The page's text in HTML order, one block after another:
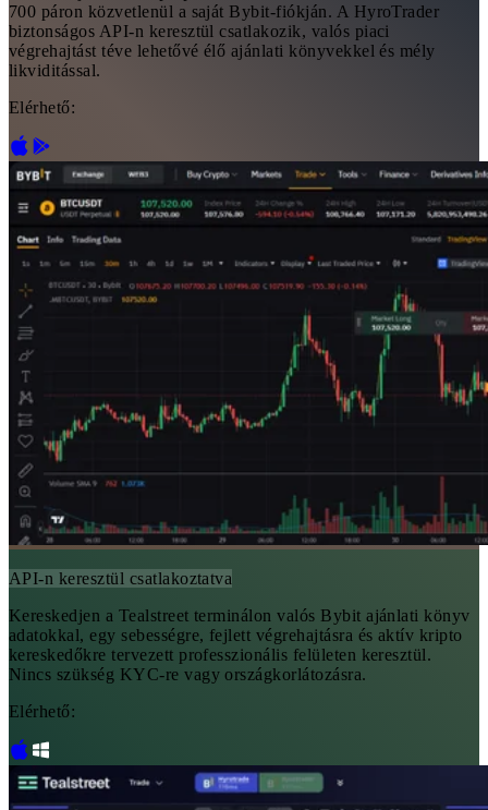
700 páron közvetlenül a saját Bybit-fiókján. A HyroTrader
biztonságos API-n keresztül csatlakozik, valós piaci
végrehajtást téve lehetővé élő ajánlati könyvekkel és mély
likviditással.
Elérhető:
API-n keresztül csatlakoztatva
Kereskedjen a Tealstreet terminálon valós Bybit ajánlati könyv
adatokkal, egy sebességre, fejlett végrehajtásra és aktív kripto
kereskedőkre tervezett professzionális felületen keresztül.
Nincs szükség KYC-re vagy országkorlátozásra.
Elérhető: